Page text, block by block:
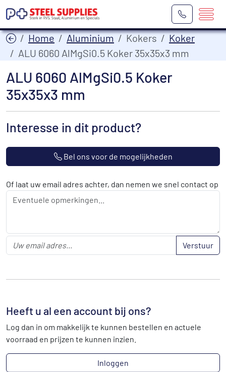
Home Aluminium Kokers
Koker
ALU 6060 AlMgSi0.5 Koker 35x35x3 mm
ALU 6060 AlMgSi0.5 Koker
35x35x3 mm
Interesse in dit product?
Bel ons voor de mogelijkheden
Of laat uw email adres achter, dan nemen we snel contact op
Verstuur
Heeft u al een account bij ons?
Log dan in om makkelijk te kunnen bestellen en actuele
voorraad en prijzen te kunnen inzien.
Inloggen